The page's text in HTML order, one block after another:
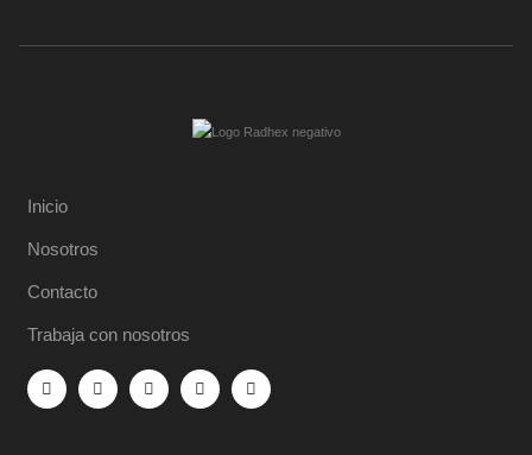
Inicio
Nosotros
Contacto
Trabaja con nosotros